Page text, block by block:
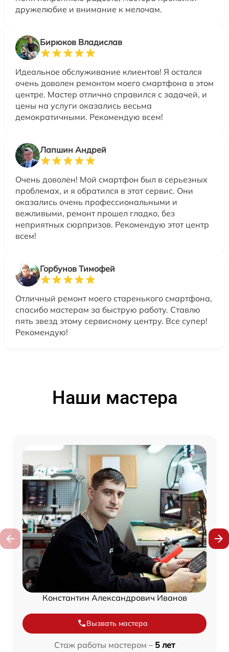
дружелюбие и внимание к мелочам.
Бирюков Владислав
Идеальное обслуживание клиентов! Я остался
очень доволен ремонтом моего смартфона в этом
центре. Мастер отлично справился с задачей, и
цены на услуги оказались весьма
демократичными. Рекомендую всем!
Лапшин Андрей
Очень доволен! Мой смартфон был в серьезных
проблемах, и я обратился в этот сервис. Они
оказались очень профессиональными и
вежливыми, ремонт прошел гладко, без
неприятных сюрпризов. Рекомендую этот центр
всем!
Горбунов Тимофей
Отличный ремонт моего старенького смартфона,
спасибо мастерам за быструю работу. Ставлю
пять звезд этому сервисному центру. Все супер!
Рекомендую!
Наши мастера
Константин Александрович Иванов
Вызвать мастера
Стаж работы мастером – 5 лет